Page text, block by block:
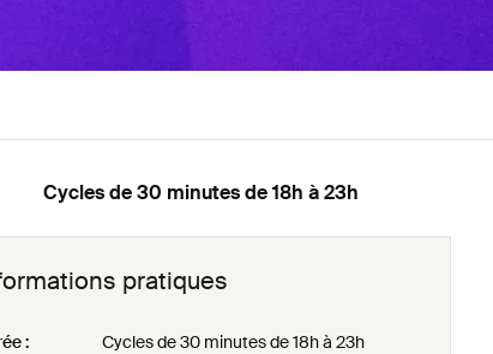
Cycles de 30 minutes de 18h à 23h
pratiques
: Cycles de 30 minutes de 18h à 23h